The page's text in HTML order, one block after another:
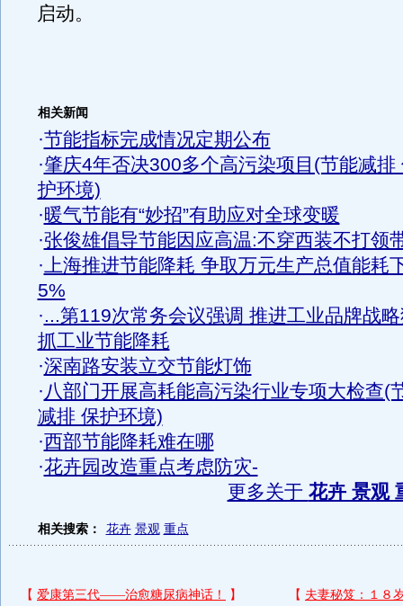
启动。
相关新闻
·节能指标完成情况定期公布
·肇庆4年否决300多个高污染项目(节能减排
护环境)
·暖气节能有“妙招”有助应对全球变暖
·张俊雄倡导节能因应高温:不穿西装不打领
·上海推进节能降耗 争取万元生产总值能耗
5%
·...第119次常务会议强调 推进工业品牌战
抓工业节能降耗
·深南路安装立交节能灯饰
·八部门开展高耗能高污染行业专项大检查(
减排 保护环境)
·西部节能降耗难在哪
·花卉园改造重点考虑防灾-
更多关于 花卉 景观
相关搜索： 花卉 景观 重点